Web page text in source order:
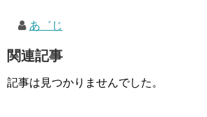
あ゛じ
関連記事
記事は見つかりませんでした。